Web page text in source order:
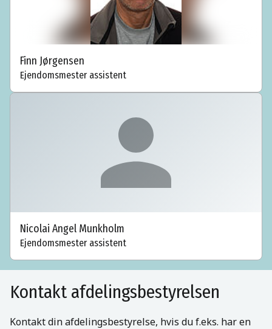
Finn Jørgensen
Ejendomsmester assistent
Nicolai Angel Munkholm
Ejendomsmester assistent
Kontakt afdelingsbestyrelsen
Kontakt din afdelingsbestyrelse, hvis du f.eks. har en